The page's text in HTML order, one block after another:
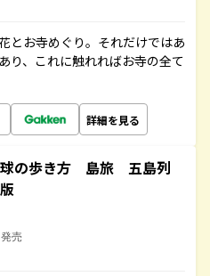
とお寺めぐり。それだけではあ
り、これに触れればお寺の全て
詳細を見る
の歩き方 島旅 五島列
売